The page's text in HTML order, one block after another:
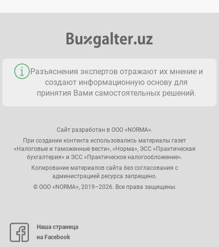
Разъяснения экспертов отражают их мнение и
создают информационную основу для
принятия Вами самостоятельных решений.
Сайт разработан в ООО «NORMA».
При создании контента использовались материалы газет
«Налоговые и таможенные вести», «Норма», ЭСС «Практическая
бухгалтерия» и ЭСС «Практическое налогообложение».
Копирование материалов сайта без согласования с
администрацией ресурса запрещено.
© ООО «NORMA», 2019–2026. Все права защищены.
Наша страница
на Facebook